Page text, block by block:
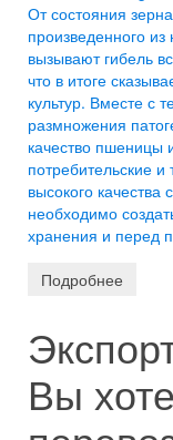
От состояния
произведенного
вызывают гибель
что в итоге
культур. Вместе с
размножения
качество пшеницы
потребительские
высокого
необходимо
хранения и перед
Подробнее
Вы